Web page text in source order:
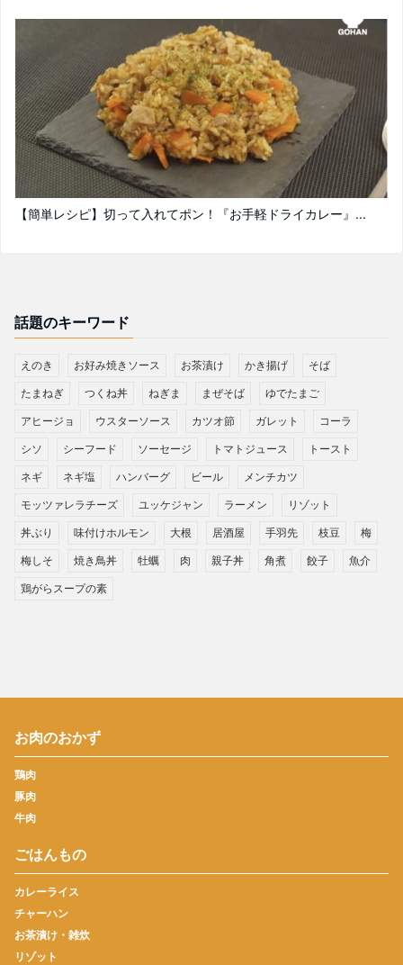
【簡単レシピ】切って入れてポン！『お手軽ドライカレー』...
話題のキーワード
えのき お好み焼きソース お茶漬け かき揚げ そば
たまねぎ つくね丼 ねぎま まぜそば ゆでたまご
アヒージョ ウスターソース カツオ節 ガレット コーラ
シソ シーフード ソーセージ トマトジュース トースト
ネギ ネギ塩 ハンバーグ ビール メンチカツ
モッツァレラチーズ ユッケジャン ラーメン リゾット
丼ぶり 味付けホルモン 大根 居酒屋 手羽先 枝豆 梅
梅しそ 焼き鳥丼 牡蠣 肉 親子丼 角煮 餃子 魚介
鶏がらスープの素
お肉のおかず
鶏肉
豚肉
牛肉
ごはんもの
カレーライス
チャーハン
お茶漬け・雑炊
リゾット